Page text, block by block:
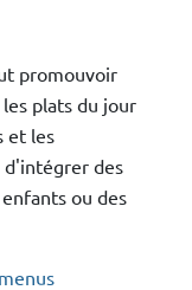
promouvoir
plats du jour
et les
d'intégrer des
ou des